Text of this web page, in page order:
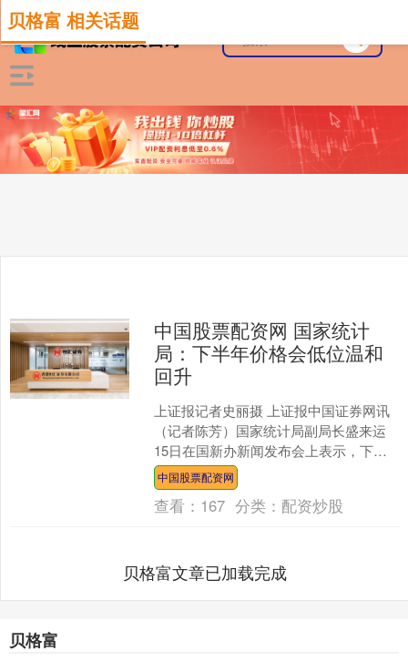
贝格富 相关话题
中国股票配资网 国家统计
局：下半年价格会低位温和
回升
上证报记者史丽摄 上证报中国证券网讯
（记者陈芳）国家统计局副局长盛来运
15日在国新办新闻发布会上表示，下半
年价格会低位温和回升。有几个支撑因
素：一是经济保持稳定....
中国股票配资网
查看： 167 分类： 配资炒股
贝格富文章已加载完成
贝格富